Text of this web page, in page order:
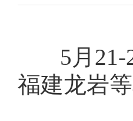
5月21-
福建龙岩